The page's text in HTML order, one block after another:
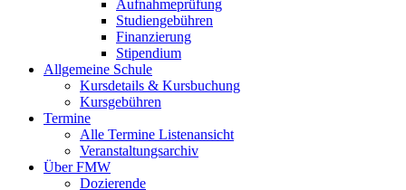
Aufnahmeprüfung
Studiengebühren
Finanzierung
Stipendium
Allgemeine Schule
Kursdetails & Kursbuchung
Kursgebühren
Termine
Alle Termine Listenansicht
Veranstaltungsarchiv
Über FMW
Dozierende